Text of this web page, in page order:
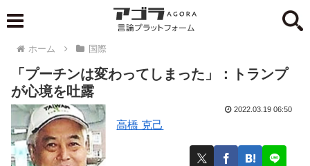
ホーム 国際
「プーチンは変わってしまった」：トランプ
が心境を吐露
高橋 克己
2022.03.19 06:50